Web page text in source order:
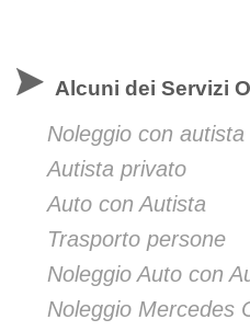
Alcuni dei Servizi
Noleggio con autista
Autista privato
Auto con Autista
Trasporto persone
Noleggio Auto con
Noleggio Mercedes